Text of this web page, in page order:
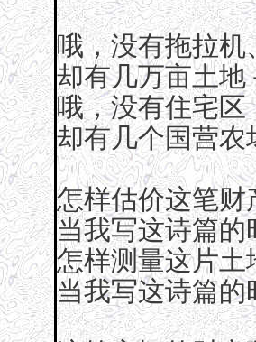
哦，没有拖拉
却有几万亩土地
哦，没有住宅
却有几个国营农
怎样估价这笔财
当我写这诗篇
怎样测量这片土
当我写这诗篇